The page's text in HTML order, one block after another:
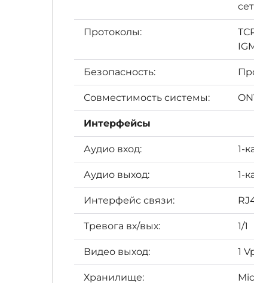
Протоколы:
Безопасность:
Совместимость системы:
Интерфейсы
Аудио вход: 1-
Аудио выход: 1-
Интерфейс связи:
Тревога вх/вых: 1/1
Видео выход: 1
Хранилище: